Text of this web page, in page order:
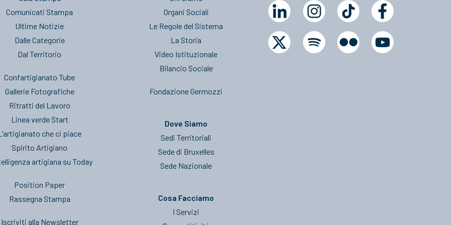
Comunicati Stampa
Ultime Notizie
Dalle Categorie
Dal Territorio
Confartigianato Tube
Gallerie Fotografiche
Ritratti del Lavoro
Linea verde Start
che ci piace
Spirito Artigiano
artigiana su Today
Position Paper
Rassegna Stampa
Iscriviti alla Newsletter
Organi Sociali
Le Regole del Sistema
La Storia
Video Istituzionale
Bilancio Sociale
Fondazione Germozzi
Dove Siamo
Sedi Territoriali
Sede di Bruxelles
Sede Nazionale
Cosa Facciamo
I Servizi